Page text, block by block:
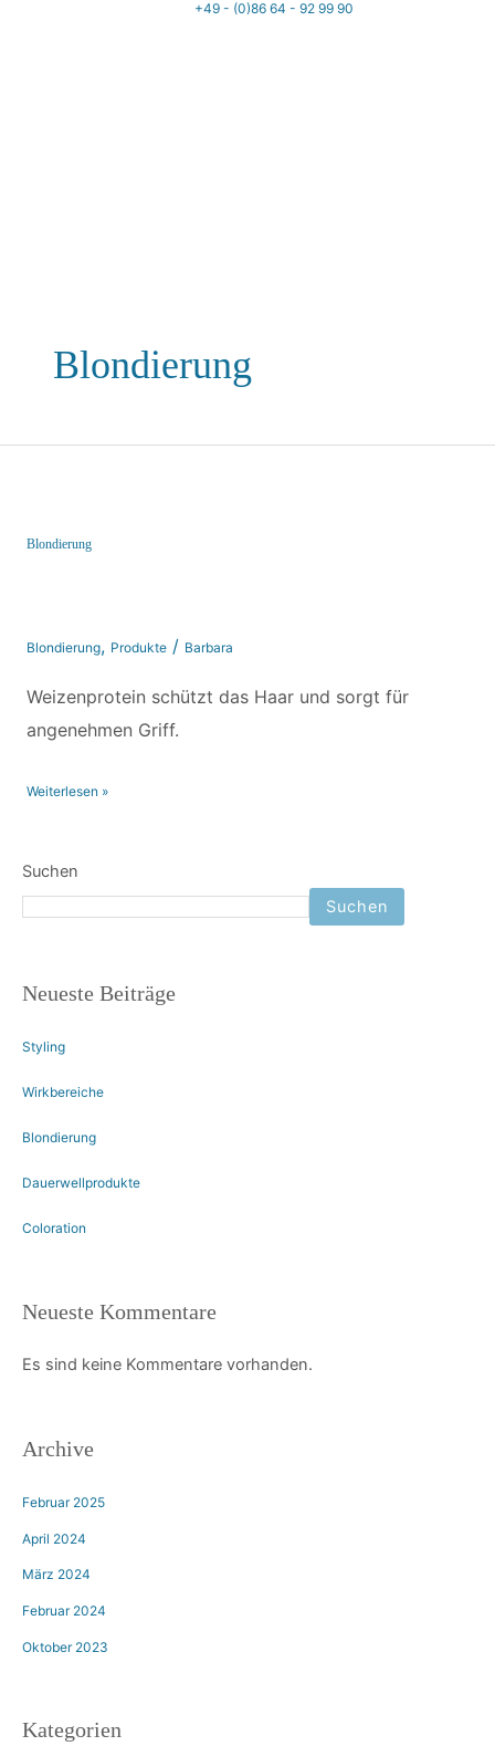
+49 - (0)86 64 - 92 99 90
Blondierung
Blondierung
Blondierung, Produkte / Barbara
Weizenprotein schützt das Haar und sorgt für
angenehmen Griff.
Blondierung
Weiterlesen »
Suchen
Suchen
Neueste Beiträge
Styling
Wirkbereiche
Blondierung
Dauerwellprodukte
Coloration
Neueste Kommentare
Es sind keine Kommentare vorhanden.
Archive
Februar 2025
April 2024
März 2024
Februar 2024
Oktober 2023
Kategorien